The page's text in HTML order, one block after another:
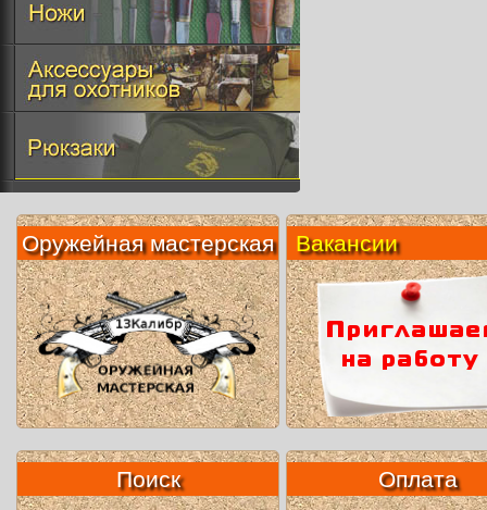
Оружейная мастерскаяВакансии
Поиск Оплата